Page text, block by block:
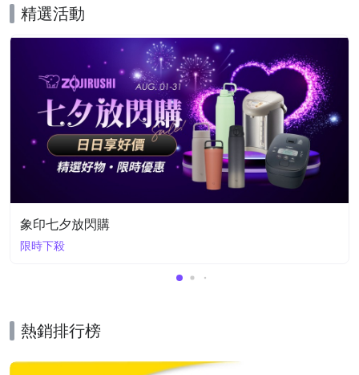
精選活動
象印七夕放閃購
限時下殺
熱銷排行榜